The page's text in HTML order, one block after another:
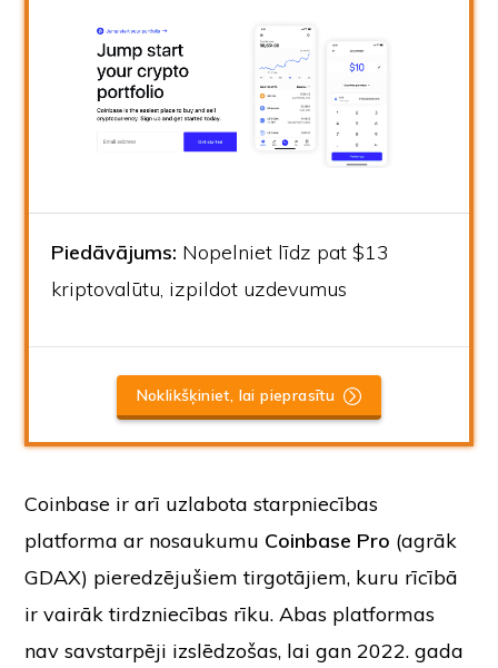
Piedāvājums: Nopelniet līdz pat $13
kriptovalūtu, izpildot uzdevumus
Noklikšķiniet, lai pieprasītu
Coinbase ir arī uzlabota starpniecības
platforma ar nosaukumu Coinbase Pro (agrāk
GDAX) pieredzējušiem tirgotājiem, kuru rīcībā
ir vairāk tirdzniecības rīku. Abas platformas
nav savstarpēji izslēdzošas, lai gan 2022. gada